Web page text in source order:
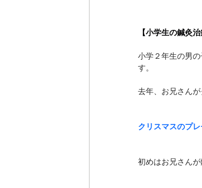
【小学生の鍼灸
小学２年生の男
す。
去年、お兄さん
クリスマスのプ
初めはお兄さん